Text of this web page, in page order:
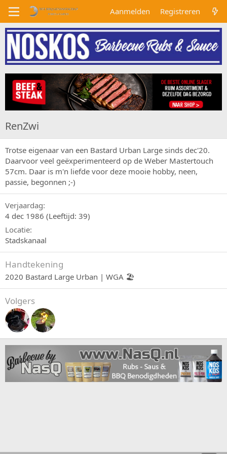
Aanmelden Registreren
RenZwi
Trotse eigenaar van een Bastard Urban Large sinds dec'20.
Daarvoor veel geëxperimenteerd op de Weber Mastertouch
57cm. Daar is m'n liefde voor deze mooie hobby, neen,
passie, begonnen ;-)
Verjaardag
4 dec 1986 (Leeftijd: 39)
Locatie
Stadskanaal
Handtekening
2020 Bastard Large Urban | WGA 🏖
Volgers